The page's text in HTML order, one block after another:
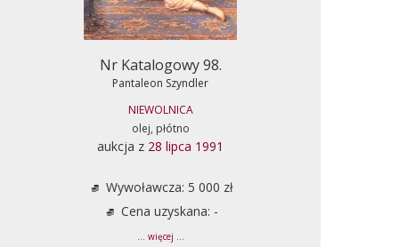
Nr Katalogowy 98.
Pantaleon Szyndler
NIEWOLNICA
olej, płótno
aukcja z 28 lipca 1991
Wywoławcza: 5 000 zł
Cena uzyskana: -
... więcej ...